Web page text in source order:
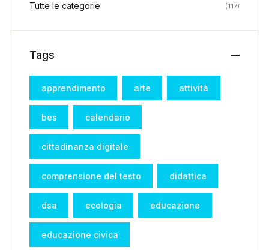
Tutte le categorie (117)
Tags
apprendimento arte attività
bes calendario
cittadinanza digitale
comprensione del testo didattica
dsa ecologia educazione
educazione civica